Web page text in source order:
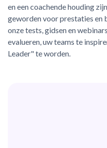
en een coachende houding
geworden voor prestaties
onze tests, gidsen en
evalueren, uw teams te
Leader" te worden.